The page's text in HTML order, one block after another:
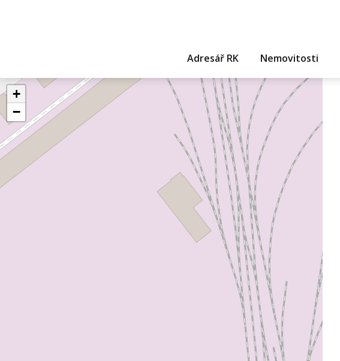
Adresář RK Nemovitosti
+
−